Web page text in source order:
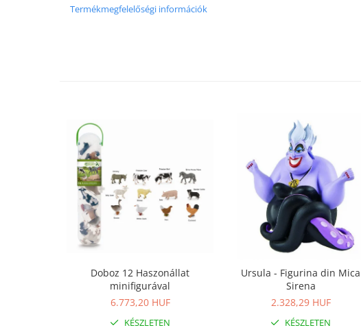
Motoros játékok babáknak
Válogató játékok
Zenélő játékok babáknak
Baba kirakósok
Mágneses játékok
Termékmegfelelőségi információk
Doboz 12 Haszonállat
minifigurával
6.773,20 HUF
KÉSZLETEN
Ursula - Figurina din Mica
Sirena
2.328,29 HUF
KÉSZLETEN